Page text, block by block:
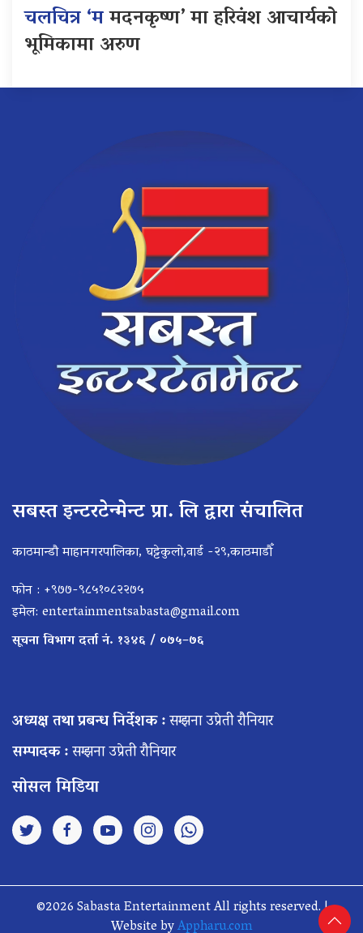
चलचित्र ‘ममदनकृष्ण’ मा हरिवंश आचार्यको
भूमिकामा अरुण
सबस्त इन्टरटेन्मेन्ट प्रा. लि द्वारा संचालित
काठमान्डौ माहानगरपालिका, घट्टेकुलो,वार्ड -२९,काठमाडौँ
फोन : +९७७-९८५१०८२२७५
इमेल: entertainmentsabasta@gmail.com
सूचना विभाग दर्ता नं. १३४६ / ०७५–७६
अध्यक्ष तथा प्रबन्ध निर्देशक :सम्झना उप्रेती रौनियार
सम्पादक :सम्झना उप्रेती रौनियार
सोसल मिडिया
©2026 Sabasta Entertainment All rights reserved. |
Website byAppharu.com